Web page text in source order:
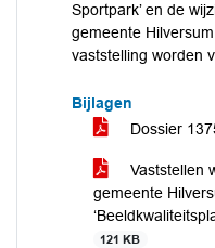
Sportpark’ en de
gemeente
vaststelling worden
Bijlagen
Dossier
Vaststellen
gemeente
121 KB